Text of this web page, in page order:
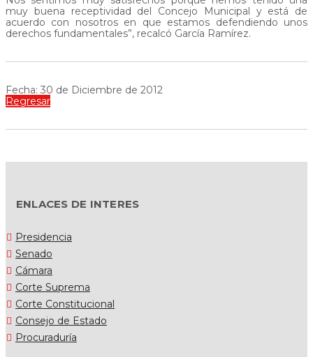
muy buena receptividad del Concejo Municipal y está de
acuerdo con nosotros en que estamos defendiendo unos
derechos fundamentales”, recalcó García Ramírez.
Fecha: 30 de Diciembre de 2012
Regresar
ENLACES DE INTERES
Presidencia
Senado
Cámara
Corte Suprema
Corte Constitucional
Consejo de Estado
Procuraduría